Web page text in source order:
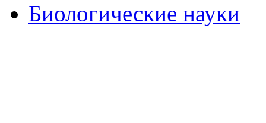
Биологические науки